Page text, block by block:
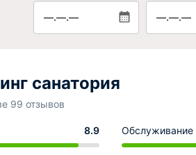
—.—.— —.—.—
санатория
99 отзывов
8.9 Обслуживание